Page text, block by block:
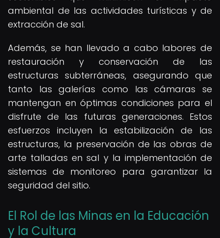
ambiental de las actividades turísticas y de
extracción de sal.
Además, se han llevado a cabo labores de
restauración y conservación de las
estructuras subterráneas, asegurando que
tanto las galerías como las cámaras se
mantengan en óptimas condiciones para el
disfrute de las futuras generaciones. Estos
esfuerzos incluyen la estabilización de las
estructuras, la preservación de las obras de
arte talladas en sal y la implementación de
sistemas de monitoreo para garantizar la
seguridad del sitio.
El Rol de las Minas en la Educación
y la Cultura